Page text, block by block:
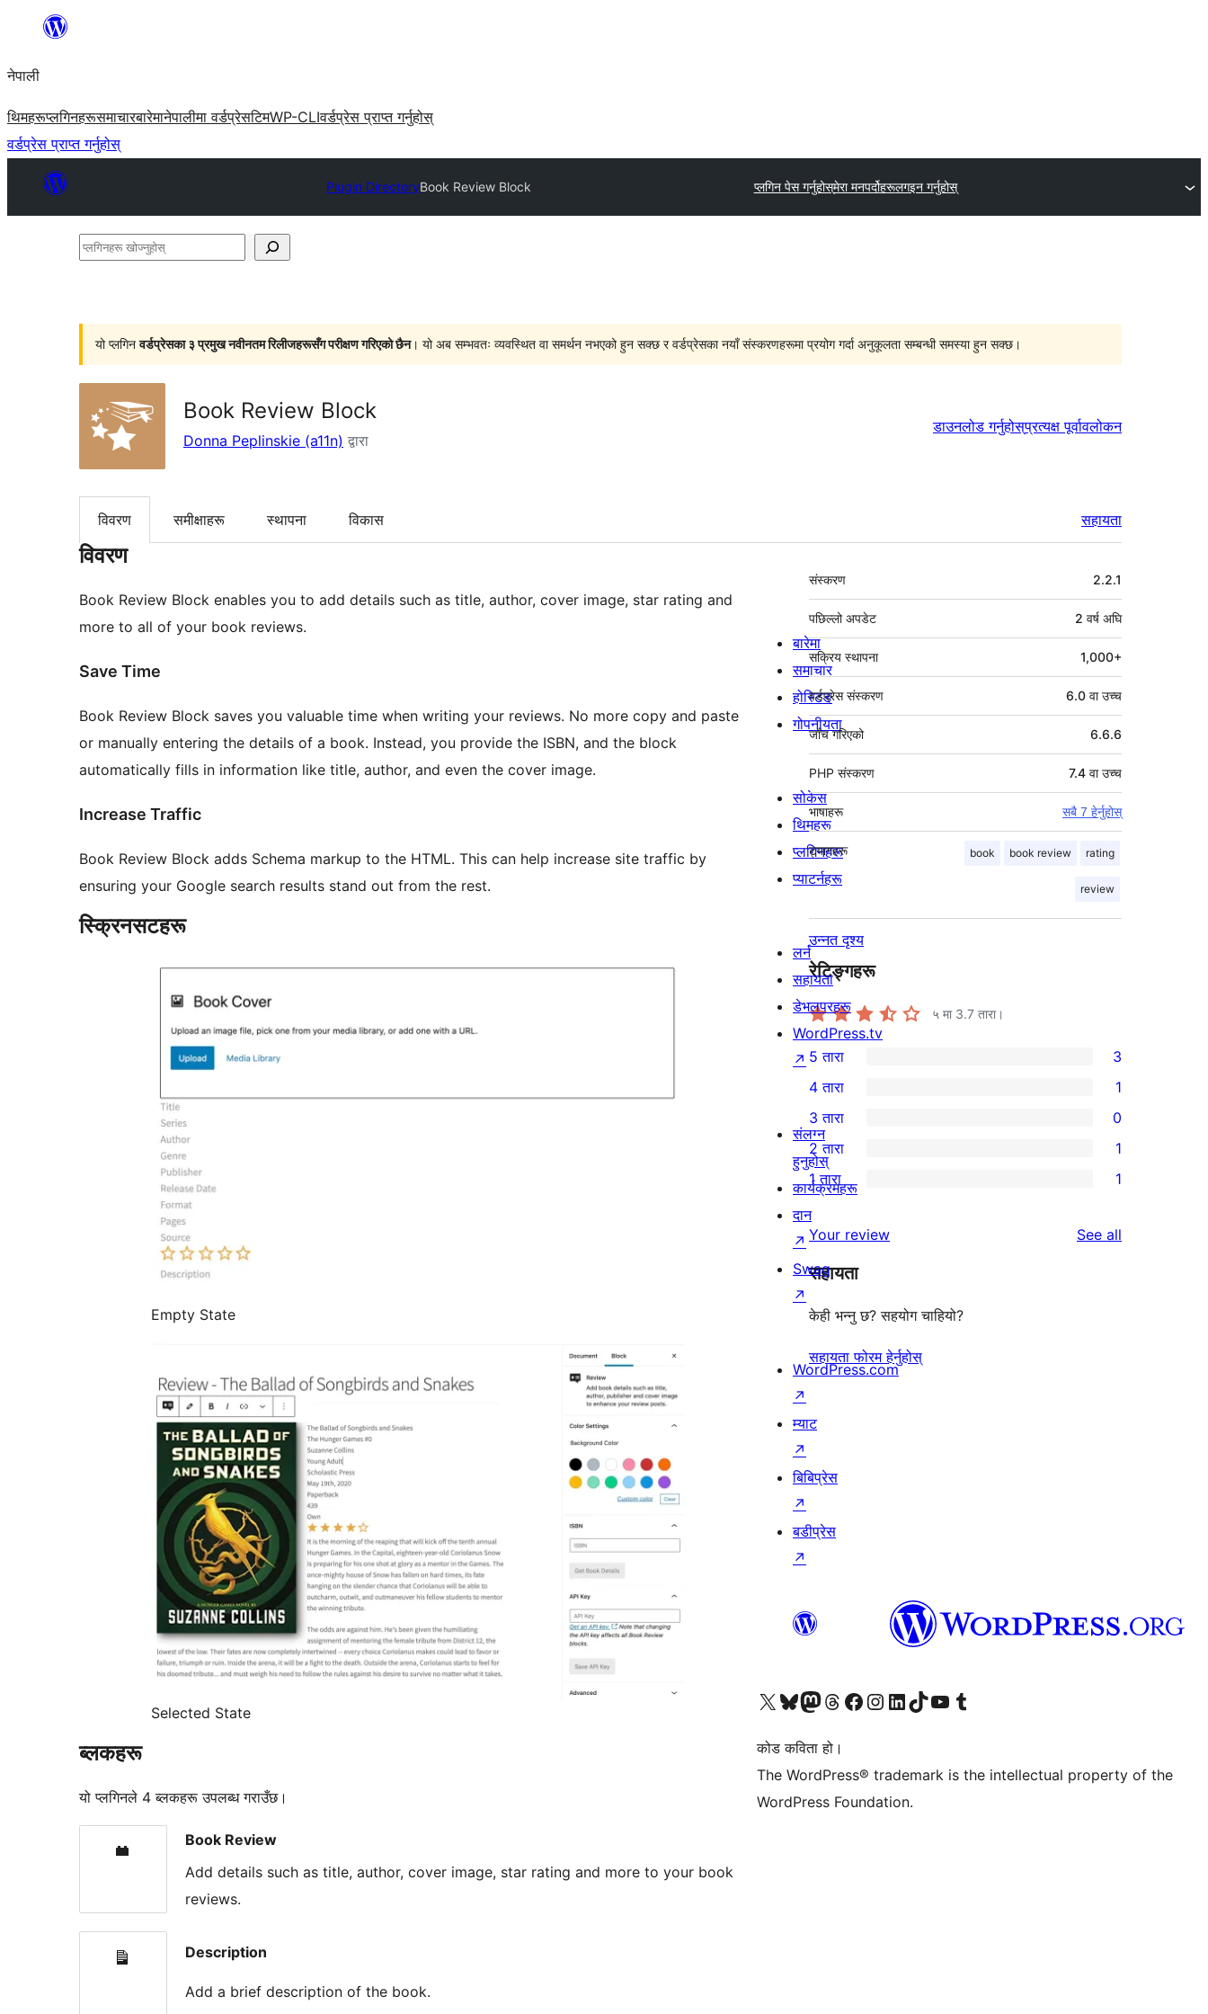
सामग्रीमा
नेपाली
थिमहरूप्लगिनहरूसमाचारबारेमानेपालीमा वर्डप्रेसटिमWP-CLIवर्डप्रेस प्राप्त गर्नुहोस्
वर्डप्रेस प्राप्त गर्नुहोस्
Plugin DirectoryBook Review Block प्लगिन पेस गर्नुहोस्मेरा मनपर्दोहरूलगइन गर्नुहोस्
प्लगिनहरू
यो प्लगिनवर्डप्रेसका ३ प्रमुख नवीनतम रिलीजहरूसँग परीक्षण गरिएको छैन। यो अब सम्भवतः व्यवस्थित वा समर्थन नभएको हुन सक्छ र वर्डप्रेसका नयाँ संस्करणहरूमा प्रयोग गर्दा अनुकूलता सम्बन्धी समस्या हुन सक्छ।
Book Review Block
Donna Peplinskie (a11n) द्वारा
डाउनलोड गर्नुहोस्प्रत्यक्ष पूर्वावलोकन
विवरण समीक्षाहरू स्थापना विकास सहायता
विवरण
Book Review Block enables you to add details such as title, author, cover image, star rating and
more to all of your book reviews.
Save Time
Book Review Block saves you valuable time when writing your reviews. No more copy and paste
or manually entering the details of a book. Instead, you provide the ISBN, and the block
automatically fills in information like title, author, and even the cover image.
Increase Traffic
Book Review Block adds Schema markup to the HTML. This can help increase site traffic by
ensuring your Google search results stand out from the rest.
स्क्रिनसटहरू
Empty State
Selected State
ब्लकहरू
यो प्लगिनले 4 ब्लकहरू उपलब्ध गराउँछ।
Book Review
Add details such as title, author, cover image, star rating and more to your book
reviews.
Description
Add a brief description of the book.
मेटा
संस्करण 2.2.1
पछिल्लो अपडेट 2 वर्ष अघि
सक्रिय स्थापना 1,000+
वर्डप्रेस संस्करण 6.0 वा उच्च
जाँच गरिएको 6.6.6
PHP संस्करण 7.4 वा उच्च
भाषाहरू सबै 7 हेर्नुहोस्
ट्यागहरू book book review rating
review
उन्नत दृश्य
रेटिङ्गहरू
५ मा 3.7 तारा।
3
5-
तारा
समीक्षाहरू
5 तारा 3
4-
तारा
समीक्षा
4 तारा 1
0
3-
तारा
समीक्षाहरू
3 तारा 0
1
2-
तारा
समीक्षा
2 तारा 1
1
1-
तारा
समीक्षा
1 तारा 1
Your review See all
सहायता
केही भन्नु छ? सहयोग चाहियो?
सहायता फोरम हेर्नुहोस्
बारेमा
समाचार
होस्टिङ
गोपनीयता
सोकेस
थिमहरू
प्लगिनहरू
प्याटर्नहरू
लर्न
सहायता
डेभलपरहरू
WordPress.tv
↗
संलग्न
हुनुहोस्
कार्यक्रमहरू
दान
↗
Swag
↗
WordPress.com
↗
म्याट
↗
बिबिप्रेस
↗
बडीप्रेस
↗
हाम्रो X (पहिले ट्विटर) खातामा जानुहोस्
हाम्रो Bluesky खाता भ्रमण गर्नुहोस्
हाम्रो म्यास्टोडन खाता भ्रमण गर्नुहोस्
हाम्रो थ्रेड्स खातामा जानुहोस्
हाम्रो फेसबुक पेजमा जानुहोस्
हाम्रो इन्स्टाग्राम खातामा जानुहोस्
हाम्रो लिङ्क्डइन खातामा जानुहोस्
हाम्रो TikTok खाता भ्रमण गर्नुहोस्
हाम्रो युट्युब च्यानलमा जानुहोस्
हाम्रो टम्बलर खाता भ्रमण गर्नुहोस्
कोड कविता हो।
The WordPress® trademark is the intellectual property of the
WordPress Foundation.